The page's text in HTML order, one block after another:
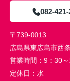
082-421-
〒739-0013
広島県東広島市西
営業時間： 9：30
定休日： 水